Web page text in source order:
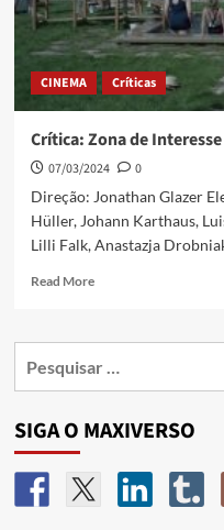
CINEMA Críticas
Crítica: Zona de Interesse
07/03/2024
0
Direção: Jonathan Glazer
Hüller, Johann Karthaus,
Lilli Falk, Anastazja
Read More
SIGA O MAXIVERSO